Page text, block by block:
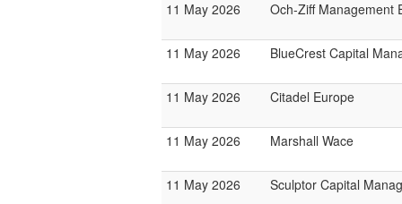
11 May 2026 Och-Ziff Management
11 May 2026 BlueCrest Capital
11 May 2026 Citadel Europe
11 May 2026 Marshall Wace
11 May 2026 Sculptor Capital